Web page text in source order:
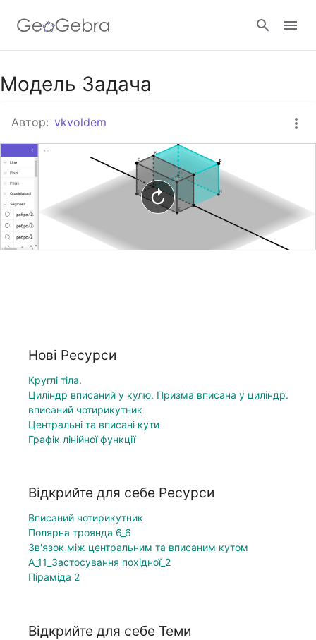
Google Клас
GeoGebra Клас
Увійти
Модель Задача
Автор: vkvoldem
Нові Ресурси
Круглі тіла.
Циліндр вписаний у кулю. Призма вписана у циліндр.
вписаний чотирикутник
Центральні та вписані кути
Графік лінійної функції
Відкрийте для себе Ресурси
Вписаний чотирикутник
Полярна троянда 6_6
Зв'язок між центральним та вписаним кутом
А_11_Застосування похідної_2
Піраміда 2
Відкрийте для себе Теми